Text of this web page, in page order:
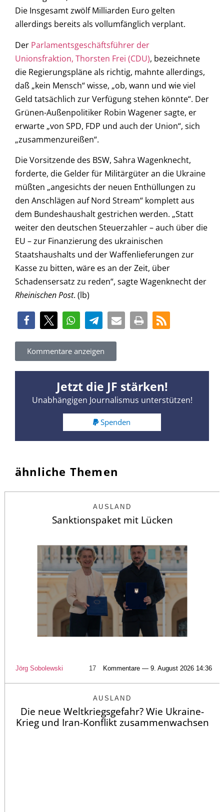
Die Insgesamt zwölf Milliarden Euro gelten
allerdings bereits als vollumfänglich verplant.
Der Parlamentsgeschäftsführer der
Unionsfraktion, Thorsten Frei (CDU), bezeichnete
die Regierungspläne als richtig, mahnte allerdings,
daß „kein Mensch“ wisse, „ob, wann und wie viel
Geld tatsächlich zur Verfügung stehen könnte“. Der
Grünen-Außenpolitiker Robin Wagener sagte, er
erwarte „von SPD, FDP und auch der Union“, sich
„zusammenzureißen“.
Die Vorsitzende des BSW, Sahra Wagenknecht,
forderte, die Gelder für Militärgüter an die Ukraine
müßten „angesichts der neuen Enthüllungen zu
den Anschlägen auf Nord Stream“ komplett aus
dem Bundeshaushalt gestrichen werden. „Statt
weiter den deutschen Steuerzahler – auch über die
EU – zur Finanzierung des ukrainischen
Staatshaushalts und der Waffenlieferungen zur
Kasse zu bitten, wäre es an der Zeit, über
Schadensersatz zu reden“, sagte Wagenknecht der
Rheinischen Post. (lb)
Kommentare anzeigen
Jetzt die JF stärken!
Unabhängigen Journalismus unterstützen!
Spenden
ähnliche Themen
AUSLAND
Sanktionspaket mit Lücken
Jörg Sobolewski 17 Kommentare — 9. August 2026 14:36
AUSLAND
Die neue Weltkriegsgefahr? Wie Ukraine-
Krieg und Iran-Konflikt zusammenwachsen